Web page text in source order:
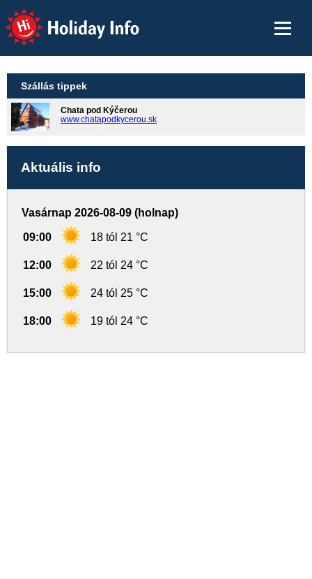
Holiday Info
Szállás tippek
Chata pod Kýčerou
www.chatapodkycerou.sk
Aktuális info
Vasárnap 2026-08-09 (holnap)
09:00 18 tól 21 °C
12:00 22 tól 24 °C
15:00 24 tól 25 °C
18:00 19 tól 24 °C